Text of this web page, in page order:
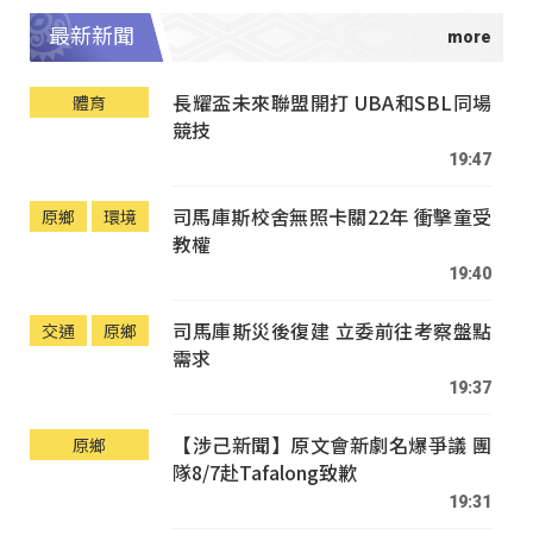
最新新聞
體育
長耀盃未來聯盟開打 UBA和SBL同場
競技
19:47
原鄉 環境
司馬庫斯校舍無照卡關22年 衝擊童受
教權
19:40
交通 原鄉
司馬庫斯災後復建 立委前往考察盤點
需求
19:37
原鄉
【涉己新聞】原文會新劇名爆爭議 團
隊8/7赴Tafalong致歉
19:31